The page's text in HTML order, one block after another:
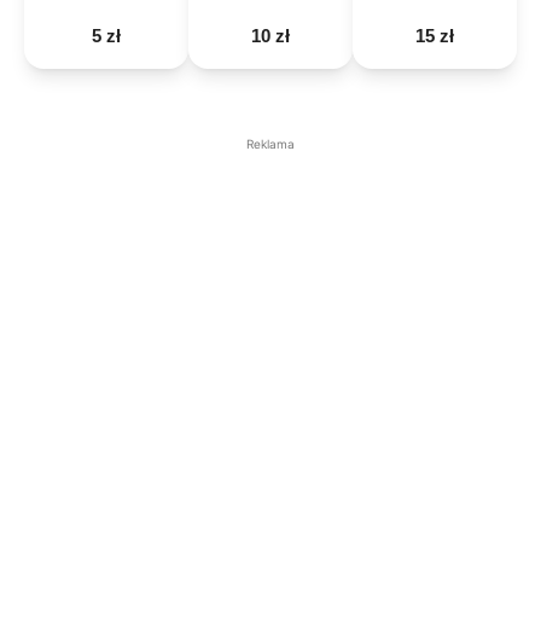
5 zł 10 zł 15 zł
Reklama